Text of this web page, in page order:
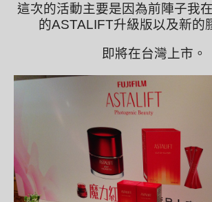
這次的活動主要是因為前陣子我
的ASTALIFT升級版以及新的
即將在台灣上市。